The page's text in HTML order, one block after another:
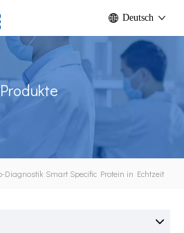
Deutsch
Produkte
Diagnostik Smart Specific Protein in Echtzeit